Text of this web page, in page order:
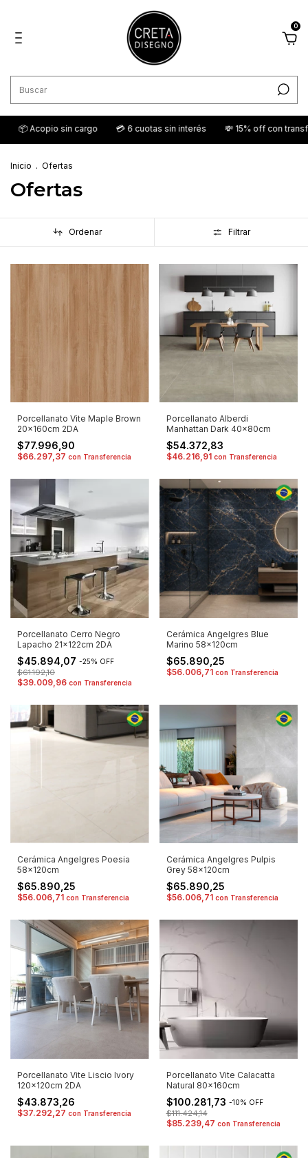
0
sin cargo 💳 6 cuotas sin interés 💸 15% off con transferencia
Inicio . Ofertas
Ofertas
Ordenar Filtrar
Porcellanato Vite Maple Brown
20x160cm 2DA
$77.996,90
$66.297,37 con Transferencia
Porcellanato Alberdi
Manhattan Dark 40x80cm
$54.372,83
$46.216,91 con Transferencia
Porcellanato Cerro Negro
Lapacho 21x122cm 2DA
$45.894,07 -25% OFF
$61.192,10
$39.009,96 con Transferencia
Cerámica Angelgres Blue
Marino 58x120cm
$65.890,25
$56.006,71 con Transferencia
Cerámica Angelgres Poesia
58x120cm
$65.890,25
$56.006,71 con Transferencia
Cerámica Angelgres Pulpis
Grey 58x120cm
$65.890,25
$56.006,71 con Transferencia
Porcellanato Vite Liscio Ivory
120x120cm 2DA
$43.873,26
$37.292,27 con Transferencia
Porcellanato Vite Calacatta
Natural 80x160cm
$100.281,73 -10% OFF
$111.424,14
$85.239,47 con Transferencia